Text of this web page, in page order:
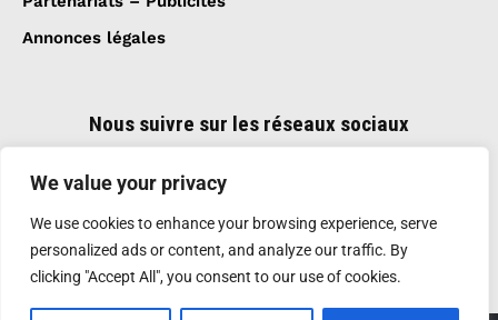
We value your privacy
We use cookies to enhance your browsing experience, serve
personalized ads or content, and analyze our traffic. By
clicking "Accept All", you consent to our use of cookies.
Annonces légales
Nous suivre sur les réseaux sociaux